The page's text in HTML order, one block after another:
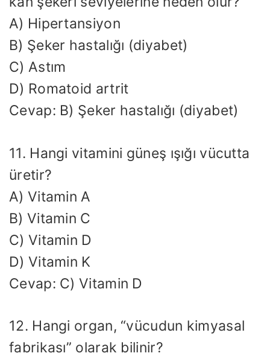
A) Hipertansiyon
B) Şeker hastalığı (diyabet)
C) Astım
D) Romatoid artrit
Cevap: B) Şeker hastalığı (diyabet)
11. Hangi vitamini güneş ışığı vücutta
üretir?
A) Vitamin A
B) Vitamin C
C) Vitamin D
D) Vitamin K
Cevap: C) Vitamin D
12. Hangi organ, “vücudun kimyasal
fabrikası” olarak bilinir?